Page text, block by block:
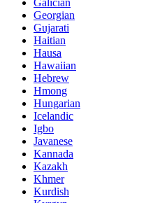
Galician
Georgian
Gujarati
Haitian
Hausa
Hawaiian
Hebrew
Hmong
Hungarian
Icelandic
Igbo
Javanese
Kannada
Kazakh
Khmer
Kurdish